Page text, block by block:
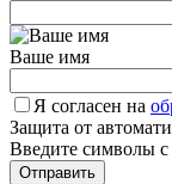
Ваше имя
Я согласен на
Защита от
Введите символы с